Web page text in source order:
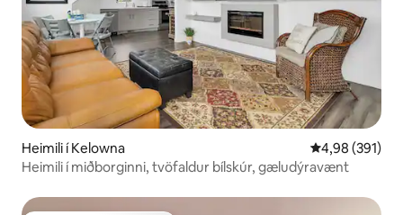
Heimili í Kelowna 4,98 af 5 í
4,98 (391)
Heimili í miðborginni, tvöfaldur bílskúr, gæludýravænt